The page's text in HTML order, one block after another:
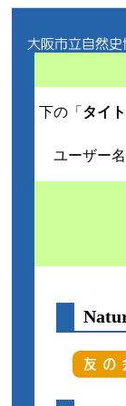
下の「 タイ
ユーザー